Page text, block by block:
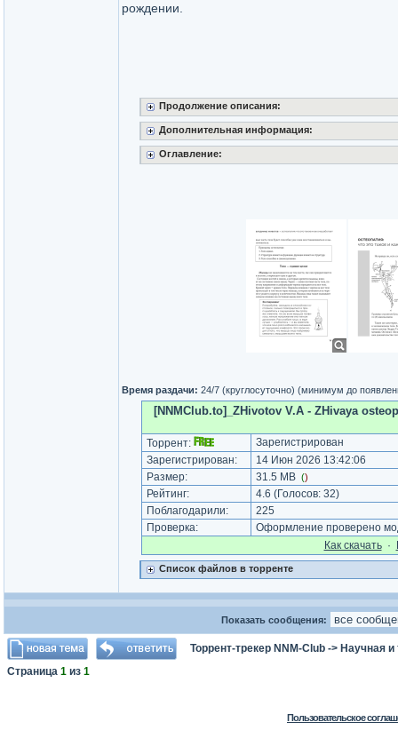
рождении.
Продолжение описания:
Дополнительная информация:
Оглавление:
Время раздачи: 24/7 (круглосуточно) (минимум до
[NNMClub.to]_ZHivotov V.A - ZHivaya
Торрент:
Зарегистрирован
Зарегистрирован:
14 Июн 2026 13:42:06
Размер:
31.5 MB ()
Рейтинг: 4.6 (Голосов: 32)
Поблагодарили:
225
Проверка:
Оформление проверено
Как cкачать·
Список файлов в торренте
Показать сообщения:
Торрент-трекер NNM-Club -> Научная и
Страница 1 из 1
Пользовательское